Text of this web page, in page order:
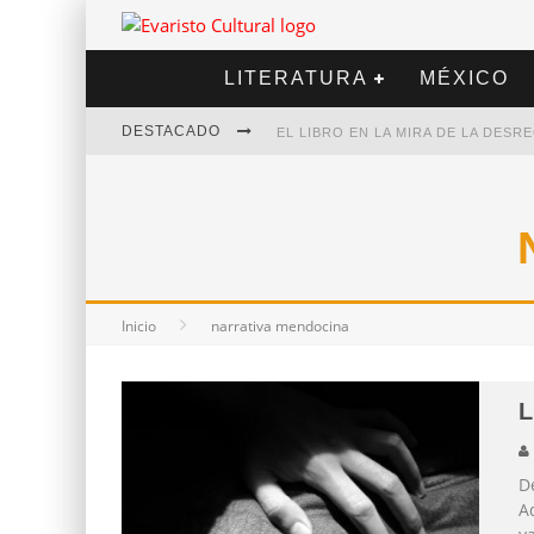
LITERATURA MÉXICO
DESTACADO EL LIBRO EN LA MIRA DE LA
DIEGO MERET | HOTEL ACAPULCO
Inicio narrativa mendocina